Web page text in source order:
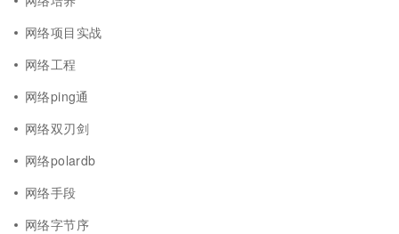
网络项目实战
网络工程
网络ping通
网络双刃剑
网络polardb
网络手段
网络字节序